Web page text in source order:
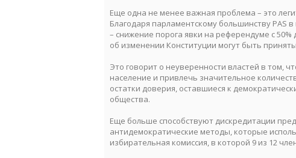
Еще одна не менее важная проблема – это
Благодаря парламентскому большинству PAS
– снижение порога явки на референдуме с
об изменении Конституции могут быть
Это говорит о неуверенности властей в том,
население и привлечь значительное
остатки доверия, оставшиеся к
общества.
Еще больше способствуют дискредитации
антидемократические методы, которые
избирательная комиссия, в которой 9 из 12